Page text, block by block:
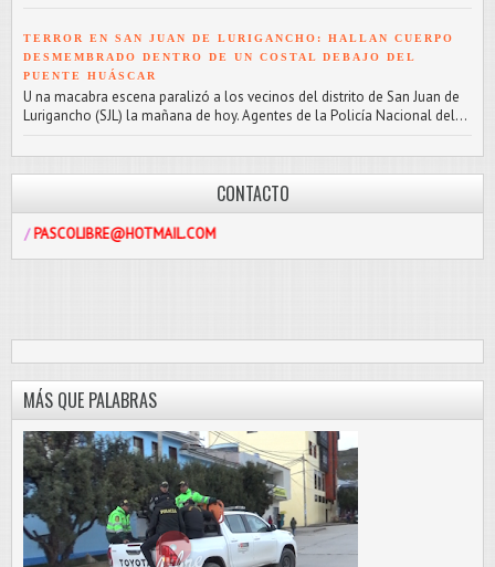
TERROR EN SAN JUAN DE LURIGANCHO: HALLAN CUERPO
DESMEMBRADO DENTRO DE UN COSTAL DEBAJO DEL
PUENTE HUÁSCAR
U na macabra escena paralizó a los vecinos del distrito de San Juan de
Lurigancho (SJL) la mañana de hoy. Agentes de la Policía Nacional del...
CONTACTO
MÁS QUE PALABRAS